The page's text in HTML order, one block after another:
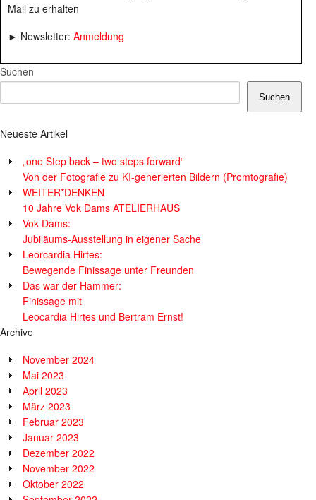
Mail zu erhalten
► Newsletter: Anmeldung
Suchen
Suchen
Neueste Artikel
„one Step back – two steps forward“
Von der Fotografie zu KI-generierten Bildern (Promtografie)
WEITER*DENKEN
10 Jahre Vok Dams ATELIERHAUS
Vok Dams:
Jubiläums-Ausstellung in eigener Sache
Leorcardia Hirtes:
Bewegende Finissage unter Freunden
Das war der Hammer:
Finissage mit
Leocardia Hirtes und Bertram Ernst!
Archive
November 2024
Mai 2023
April 2023
März 2023
Februar 2023
Januar 2023
Dezember 2022
November 2022
Oktober 2022